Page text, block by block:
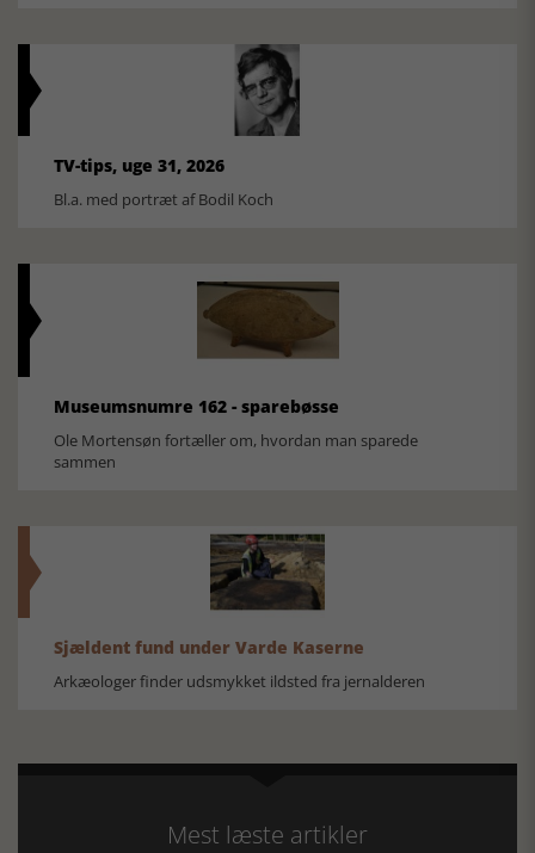
TV-tips, uge 31, 2026
Bl.a. med portræt af Bodil Koch
Museumsnumre 162 - sparebøsse
Ole Mortensøn fortæller om, hvordan man sparede
sammen
Sjældent fund under Varde Kaserne
Arkæologer finder udsmykket ildsted fra jernalderen
Mest læste artikler